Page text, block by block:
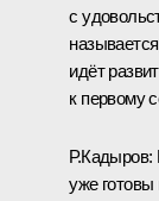
с
идёт
к первому
Р.Кадыров:
уже